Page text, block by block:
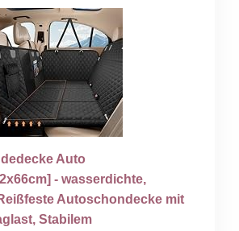
Auto
- wasserdichte,
Autoschondecke mit
Stabilem